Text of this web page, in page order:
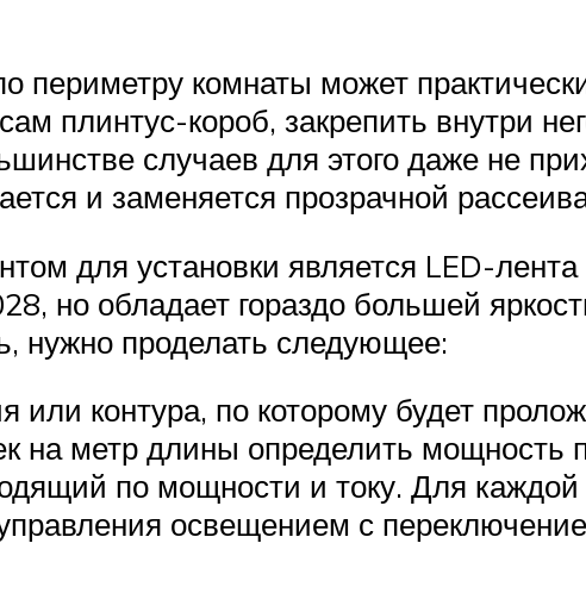
периметру комнаты может
плинтус-короб, закрепить внутри
случаев для этого даже не
и заменяется прозрачной
для установки является LED-
но обладает гораздо большей
нужно проделать следующее:
контура, по которому будет
на метр длины определить мощность
по мощности и току. Для
освещением с